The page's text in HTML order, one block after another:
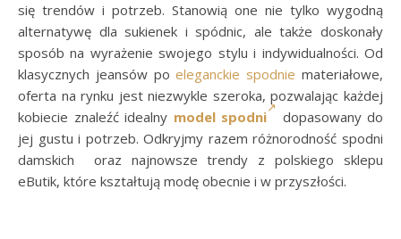
się trendów i potrzeb. Stanowią one nie tylko wygodną
alternatywę dla sukienek i spódnic, ale także doskonały
sposób na wyrażenie swojego stylu i indywidualności. Od
klasycznych jeansów poeleganckie spodnie materiałowe,
oferta na rynku jest niezwykle szeroka, pozwalając każdej
kobiecie znaleźć idealny model spodni
dopasowany do
jej gustu i potrzeb. Odkryjmy razem różnorodność spodni
damskich oraz najnowsze trendy z polskiego sklepu
eButik, które kształtują modę obecnie i w przyszłości.